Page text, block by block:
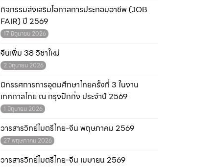
กิจกรรมส่งเสริมโอกาสการประกอบอาชีพ (JOB
FAIR) ปี 2569
17 มิถุนายน 2026
จีนเพิ่ม 38 วิชาใหม่
2 มิถุนายน 2026
นิทรรศการการอุดมศึกษาไทยครั้งที่ 3 ในงาน
เทศกาลไทย ณ กรุงปักกิ่ง ประจำปี 2569
1 มิถุนายน 2026
วารสารวิทย์ไมตรีไทย-จีน พฤษภาคม 2569
27 พฤษภาคม 2026
วารสารวิทย์ไมตรีไทย-จีน เมษายน 2569